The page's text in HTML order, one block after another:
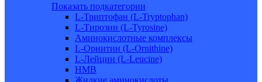
Показать подкатегории
L-Триптофан (L-Tryptophan)
L-Тирозин (L-Tyrosine)
Аминокислотные комплексы
L-Орнитин (L-Ornithine)
L-Лейцин (L-Leucine)
HMB
Жидкие аминокислоты